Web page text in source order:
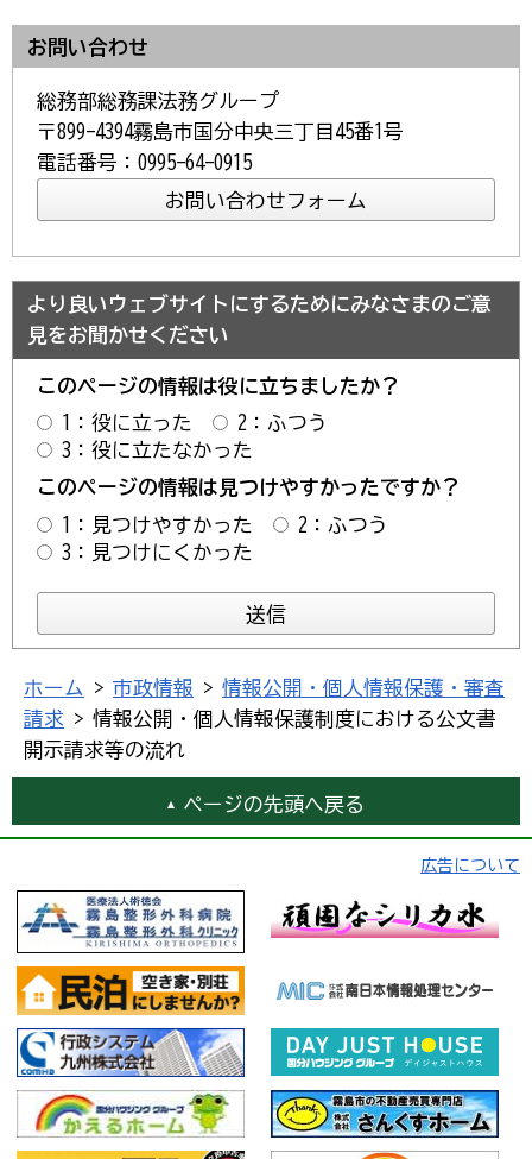
お問い合わせ
総務部総務課法務グループ
〒899-4394霧島市国分中央三丁目45番1号
電話番号：0995-64-0915
より良いウェブサイトにするためにみなさまのご意
見をお聞かせください
このページの情報は役に立ちましたか？
1：役に立った
2：ふつう
3：役に立たなかった
このページの情報は見つけやすかったですか？
1：見つけやすかった
2：ふつう
3：見つけにくかった
ホーム > 市政情報 > 情報公開・個人情報保護・審査
請求 > 情報公開・個人情報保護制度における公文書
開示請求等の流れ
ページの先頭へ戻る
広告について